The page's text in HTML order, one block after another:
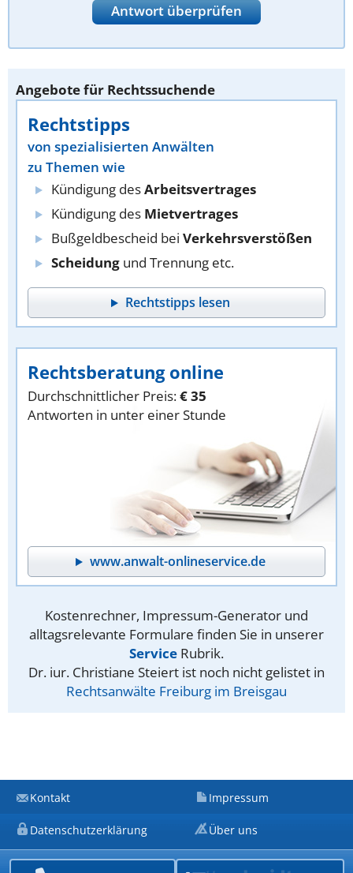
Antwort überprüfen
Angebote für Rechtssuchende
Rechtstipps
von spezialisierten Anwälten
zu Themen wie
Kündigung desArbeitsvertrages
Kündigung des Mietvertrages
Bußgeldbescheid bei Verkehrsverstößen
Scheidung und Trennung etc.
Rechtstipps lesen
Rechtsberatung online
Durchschnittlicher Preis:€ 35
Antworten in unter einer Stunde
www.anwalt-onlineservice.de
Kostenrechner, Impressum-Generator und
alltagsrelevante Formulare finden Sie in unserer
Service Rubrik.
Dr. iur. Christiane Steiert ist noch nicht gelistet in
Rechtsanwälte Freiburg im Breisgau
Kontakt Impressum
Datenschutzerklärung Über uns